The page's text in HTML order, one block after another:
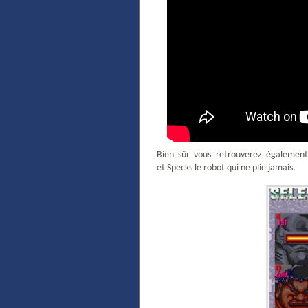
Bien sûr vous retrouverez
et Specks le robot qui ne plie jamais.